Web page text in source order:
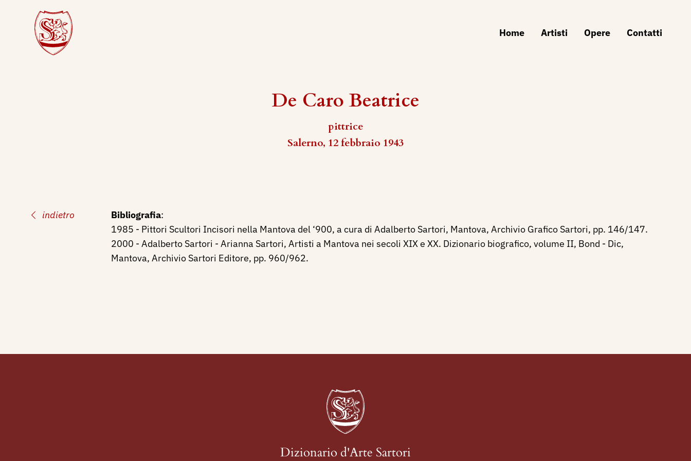
Home Artisti Opere Contatti
De Caro Beatrice
pittrice
Salerno, 12 febbraio 1943
indietro Bibliografia:
1985 - Pittori Scultori Incisori nella Mantova del ‘900, a cura di Adalberto Sartori, Mantova, Archivio Grafico Sartori, pp. 146/147.
2000 - Adalberto Sartori - Arianna Sartori, Artisti a Mantova nei secoli XIX e XX. Dizionario biografico, volume II, Bond - Dic,
Mantova, Archivio Sartori Editore, pp. 960/962.
Dizionario d'Arte Sartori